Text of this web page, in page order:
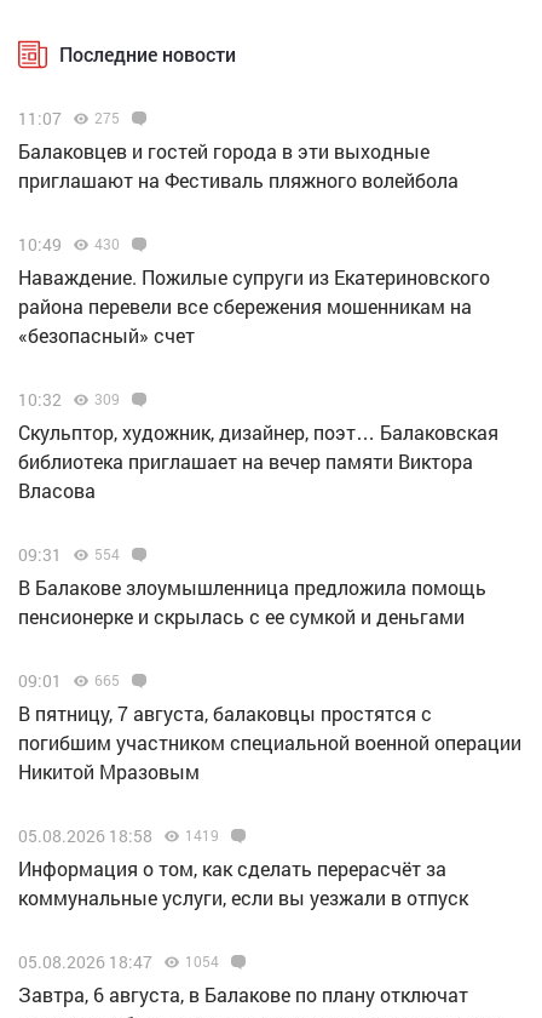
Последние новости
11:07 275
Балаковцев и гостей города в эти выходные
приглашают на Фестиваль пляжного волейбола
10:49 430
Наваждение. Пожилые супруги из Екатериновского
района перевели все сбережения мошенникам на
«безопасный» счет
10:32 309
Скульптор, художник, дизайнер, поэт… Балаковская
библиотека приглашает на вечер памяти Виктора
Власова
09:31 554
В Балакове злоумышленница предложила помощь
пенсионерке и скрылась с ее сумкой и деньгами
09:01 665
В пятницу, 7 августа, балаковцы простятся с
погибшим участником специальной военной операции
Никитой Мразовым
05.08.2026 18:58 1419
Информация о том, как сделать перерасчёт за
коммунальные услуги, если вы уезжали в отпуск
05.08.2026 18:47 1054
Завтра, 6 августа, в Балакове по плану отключат